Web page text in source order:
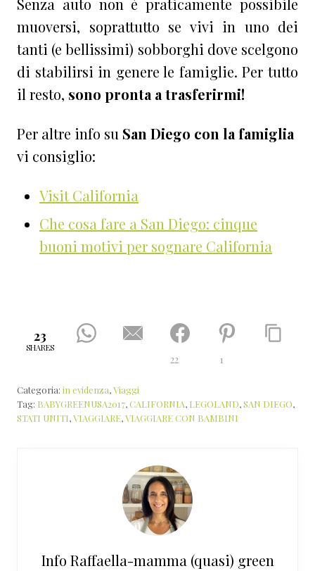
Senza auto non è praticamente possibile
muoversi, soprattutto se vivi in uno dei
tanti (e bellissimi) sobborghi dove scelgono
di stabilirsi in genere le famiglie. Per tutto
il resto, sono pronta a trasferirmi!
Per altre info su San Diego con la famiglia
vi consiglio:
Visit California
Che cosa fare a San Diego: cinque
buoni motivi per sognare California
23
SHARES
22 1
Categoria: in evidenza,Viaggi
Tag: BABYGREENUSA2017,CALIFORNIA, LEGOLAND,SAN DIEGO,
STATI UNITI,VIAGGIARE,VIAGGIARE CON BAMBINI
Info Raffaella-mamma (quasi) green